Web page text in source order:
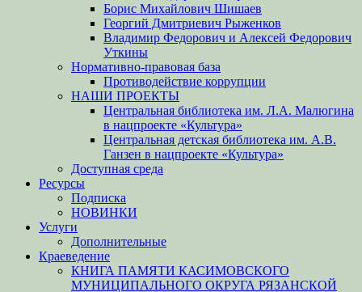
Борис Михайлович Шишаев
Георгий Дмитриевич Рыженков
Владимир Федорович и Алексей Федорович
Уткины
Нормативно-правовая база
Противодействие коррупции
НАШИ ПРОЕКТЫ
Центральная библиотека им. Л.А. Малюгина
в нацпроекте «Культура»
Центральная детская библиотека им. А.В.
Ганзен в нацпроекте «Культура»
Доступная среда
Ресурсы
Подписка
НОВИНКИ
Услуги
Дополнительные
Краеведение
КНИГА ПАМЯТИ КАСИМОВСКОГО
МУНИЦИПАЛЬНОГО ОКРУГА РЯЗАНСКОЙ